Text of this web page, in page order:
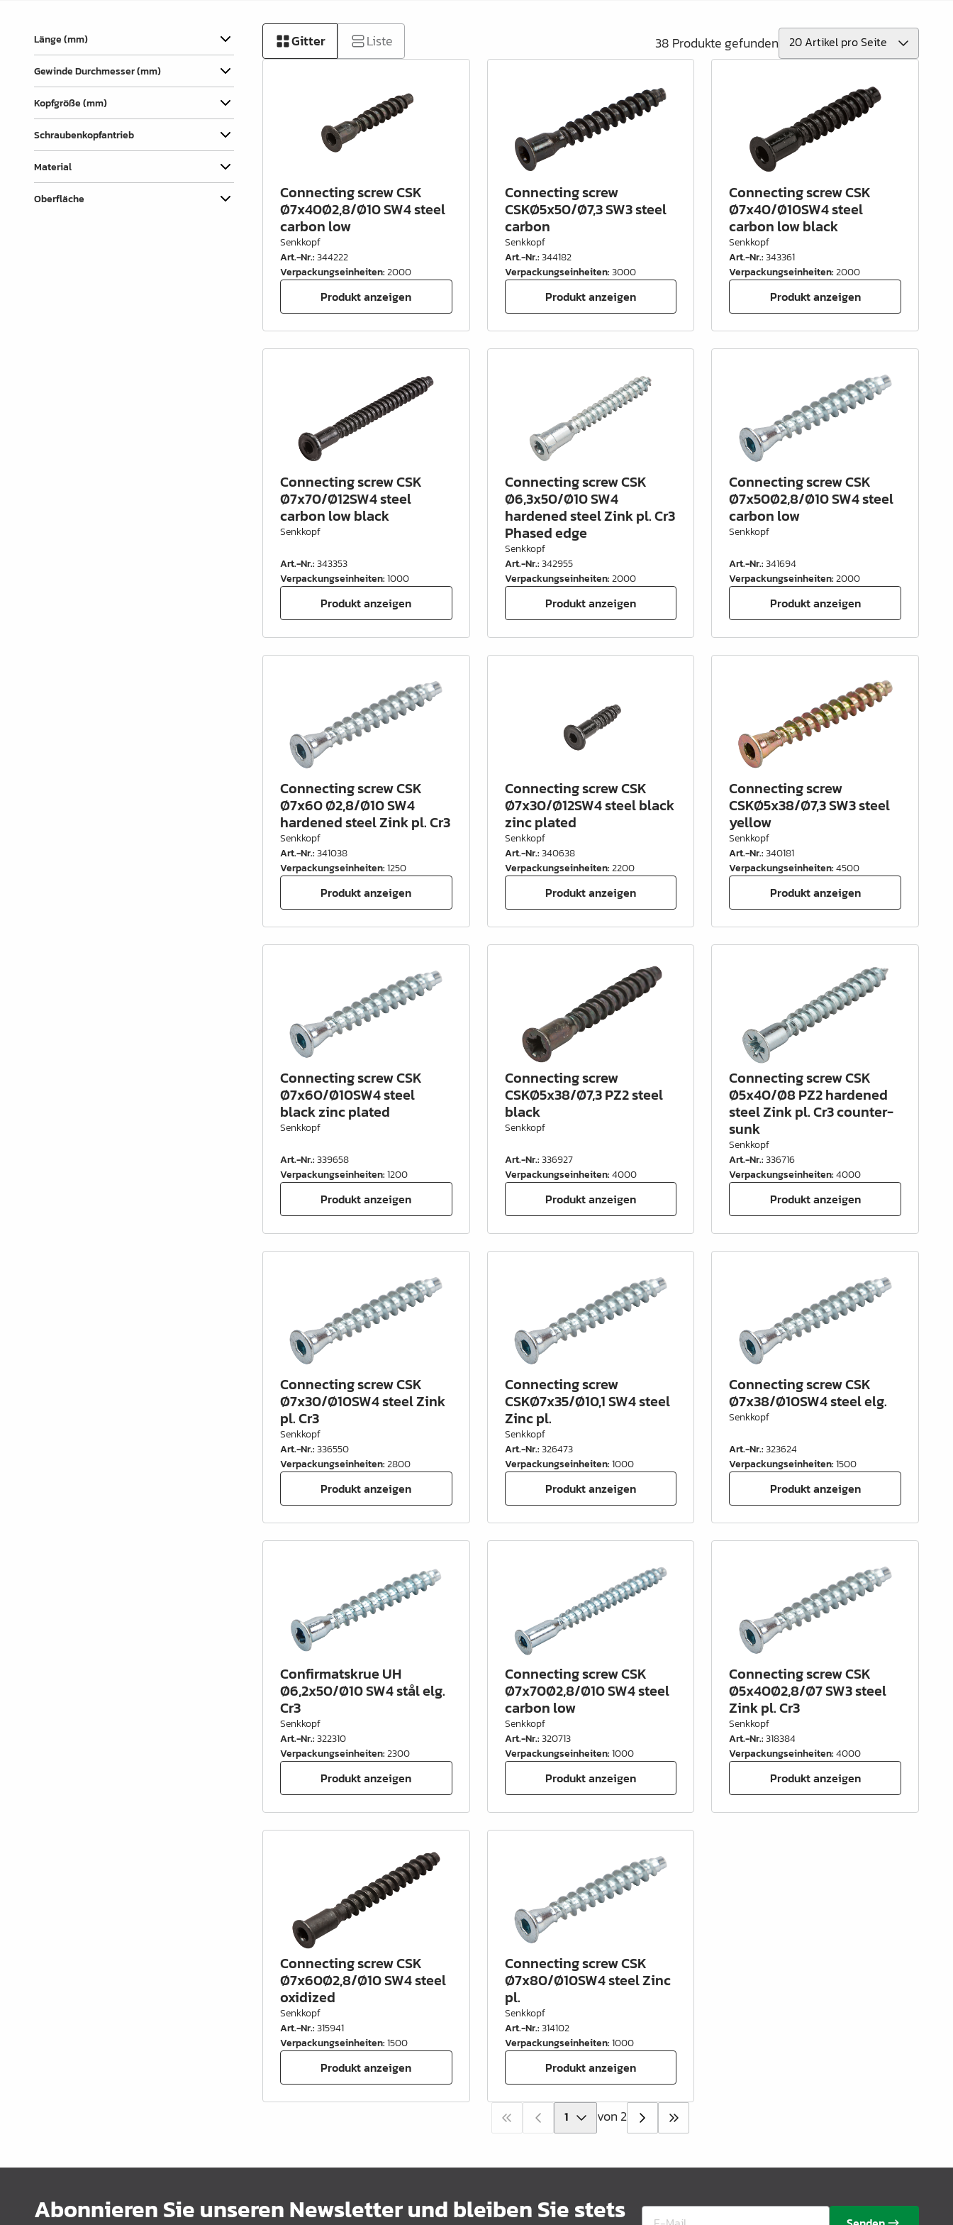
Auszüge &
Schubkastenteile
Scharniere & Türbeschläge
Beine, Füsse &
Untergestelle
Filz, Gleitnägel & Anschläge
Länge (mm)
Gewinde Durchmesser (mm)
Kopfgröße (mm)
Schraubenkopfantrieb
Material
Oberfläche
Liste
Gitter 38 Produkte gefunden
Connecting screw CSK
Ø7x40Ø2,8/Ø10 SW4 steel
carbon low
Senkkopf
Art.-Nr.:344222
Verpackungseinheiten:2000
Produkt anzeigen
Connecting screw
CSKØ5x50/Ø7,3 SW3 steel
carbon
Senkkopf
Art.-Nr.:344182
Verpackungseinheiten:3000
Produkt anzeigen
Connecting screw CSK
Ø7x40/Ø10SW4 steel
carbon low black
Senkkopf
Art.-Nr.:343361
Verpackungseinheiten:2000
Produkt anzeigen
Connecting screw CSK
Ø7x70/Ø12SW4 steel
carbon low black
Senkkopf
Art.-Nr.:343353
Verpackungseinheiten:1000
Produkt anzeigen
Connecting screw CSK
Ø6,3x50/Ø10 SW4
hardened steel Zink pl. Cr3
Phased edge
Senkkopf
Art.-Nr.:342955
Verpackungseinheiten:2000
Produkt anzeigen
Connecting screw CSK
Ø7x50Ø2,8/Ø10 SW4 steel
carbon low
Senkkopf
Art.-Nr.:341694
Verpackungseinheiten:2000
Produkt anzeigen
Connecting screw CSK
Ø7x60 Ø2,8/Ø10 SW4
hardened steel Zink pl. Cr3
Senkkopf
Art.-Nr.:341038
Verpackungseinheiten:1250
Produkt anzeigen
Connecting screw CSK
Ø7x30/Ø12SW4 steel black
zinc plated
Senkkopf
Art.-Nr.:340638
Verpackungseinheiten:2200
Produkt anzeigen
Connecting screw
CSKØ5x38/Ø7,3 SW3 steel
yellow
Senkkopf
Art.-Nr.:340181
Verpackungseinheiten:4500
Produkt anzeigen
Connecting screw CSK
Ø7x60/Ø10SW4 steel
black zinc plated
Senkkopf
Art.-Nr.:339658
Verpackungseinheiten:1200
Produkt anzeigen
Connecting screw
CSKØ5x38/Ø7,3 PZ2 steel
black
Senkkopf
Art.-Nr.:336927
Verpackungseinheiten:4000
Produkt anzeigen
Connecting screw CSK
Ø5x40/Ø8 PZ2 hardened
steel Zink pl. Cr3 counter-
sunk
Senkkopf
Art.-Nr.:336716
Verpackungseinheiten:4000
Produkt anzeigen
Connecting screw CSK
Ø7x30/Ø10SW4 steel Zink
pl. Cr3
Senkkopf
Art.-Nr.:336550
Verpackungseinheiten:2800
Produkt anzeigen
Connecting screw
CSKØ7x35/Ø10,1 SW4 steel
Zinc pl.
Senkkopf
Art.-Nr.:326473
Verpackungseinheiten:1000
Produkt anzeigen
Connecting screw CSK
Ø7x38/Ø10SW4 steel elg.
Senkkopf
Art.-Nr.:323624
Verpackungseinheiten:1500
Produkt anzeigen
Confirmatskrue UH
Ø6,2x50/Ø10 SW4 stål elg.
Cr3
Senkkopf
Art.-Nr.:322310
Verpackungseinheiten:2300
Produkt anzeigen
Connecting screw CSK
Ø7x70Ø2,8/Ø10 SW4 steel
carbon low
Senkkopf
Art.-Nr.:320713
Verpackungseinheiten:1000
Produkt anzeigen
Connecting screw CSK
Ø5x40Ø2,8/Ø7 SW3 steel
Zink pl. Cr3
Senkkopf
Art.-Nr.:318384
Verpackungseinheiten:4000
Produkt anzeigen
Connecting screw CSK
Ø7x60Ø2,8/Ø10 SW4 steel
oxidized
Senkkopf
Art.-Nr.:315941
Verpackungseinheiten:1500
Produkt anzeigen
Connecting screw CSK
Ø7x80/Ø10SW4 steel Zinc
pl.
Senkkopf
Art.-Nr.:314102
Verpackungseinheiten:1000
Produkt anzeigen
von 2
Abonnieren Sie unseren Newsletter und bleiben Sie stets